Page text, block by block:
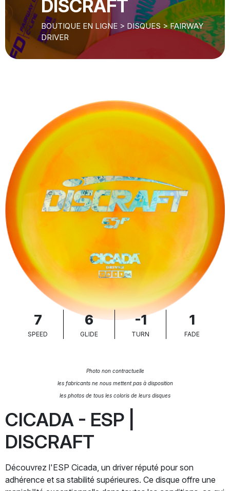
DISCRAFT
BOUTIQUE EN LIGNE > DISQUES>FAIRWAY
DRIVER
7
SPEED
6
GLIDE
-1
TURN
1
FADE
Photo non contractuelle
les fabricants ne nous mettent pas à disposition
les photos de tous les coloris de leurs disques
CICADA - ESP |
DISCRAFT
Découvrez l'ESP Cicada, un driver réputé pour son
adhérence et sa stabilité supérieures. Ce disque offre une